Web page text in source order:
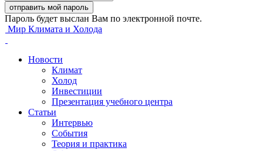
Пароль будет выслан Вам по электронной почте.
Мир Климата и Холода
Новости
Климат
Холод
Инвестиции
Презентация учебного центра
Статьи
Интервью
События
Теория и практика